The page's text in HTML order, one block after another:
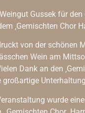
Gussek für den
‚Gemischten Chor
von der schönen
Wein am
Dank an den
großartige
wurde